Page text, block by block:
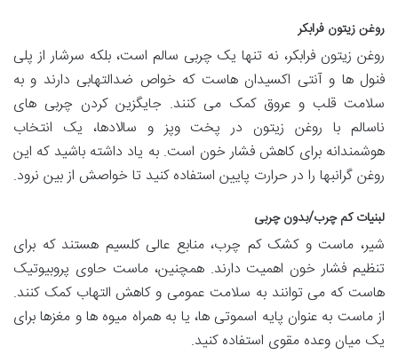
روغن زیتون فرابکر
روغن زیتون فرابکر، نه تنها یک چربی سالم است، بلکه سرشار از پلی
فنول ها و آنتی اکسیدان هاست که خواص ضدالتهابی دارند و به
سلامت قلب و عروق کمک می کنند. جایگزین کردن چربی های
ناسالم با روغن زیتون در پخت وپز و سالادها، یک انتخاب
هوشمندانه برای کاهش فشار خون است. به یاد داشته باشید که این
روغن گرانبها را در حرارت پایین استفاده کنید تا خواصش از بین نرود.
لبنیات کم چرب/بدون چربی
شیر، ماست و کشک کم چرب، منابع عالی کلسیم هستند که برای
تنظیم فشار خون اهمیت دارند. همچنین، ماست حاوی پروبیوتیک
هاست که می توانند به سلامت عمومی و کاهش التهاب کمک کنند.
از ماست به عنوان پایه اسموتی ها، یا به همراه میوه ها و مغزها برای
یک میان وعده مقوی استفاده کنید.